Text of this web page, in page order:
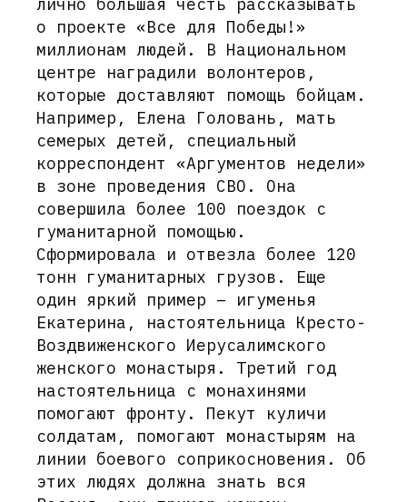
о проекте «Все для Победы!»
миллионам людей. В Национальном
центре наградили волонтеров,
которые доставляют помощь бойцам.
Например, Елена Головань, мать
семерых детей, специальный
корреспондент «Аргументов недели»
в зоне проведения СВО. Она
совершила более 100 поездок с
гуманитарной помощью.
Сформировала и отвезла более 120
тонн гуманитарных грузов. Еще
один яркий пример – игуменья
Екатерина, настоятельница Кресто-
Воздвиженского Иерусалимского
женского монастыря. Третий год
настоятельница с монахинями
помогают фронту. Пекут куличи
солдатам, помогают монастырям на
линии боевого соприкосновения. Об
этих людях должна знать вся